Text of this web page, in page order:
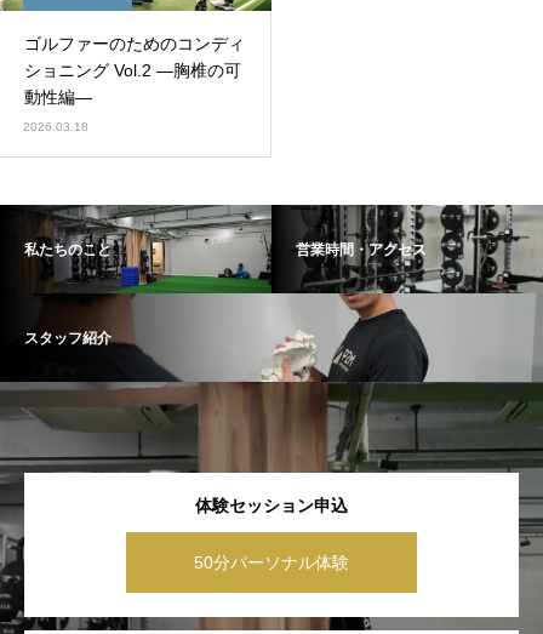
ゴルファーのためのコンディ
ショニング Vol.2 ―胸椎の可
動性編―
2026.03.18
私たちのこと 営業時間・アクセス
スタッフ紹介
体験セッション申込
50分パーソナル体験